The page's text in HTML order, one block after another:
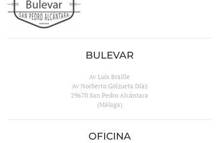
BULEVAR
Av Luis Braille
Av Norberto Goizueta Díaz
29670 San Pedro Alcántara
(Málaga)
OFICINA